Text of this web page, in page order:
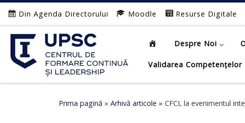
Afișează întregul conținut
Din Agenda Directorului Moodle Resurse Digitale
Despre Noi
Validarea Competențelor
Prima pagină » Arhivă articole » CFCL la evenimentul